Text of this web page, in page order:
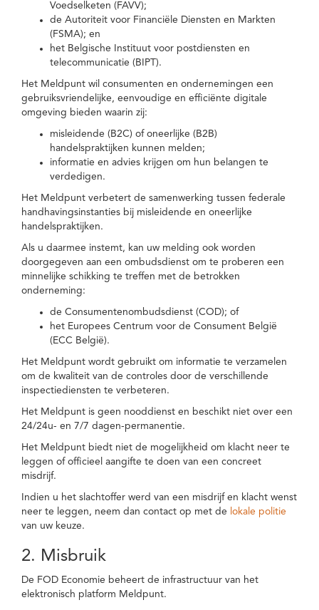
Voedselketen (FAVV);
de Autoriteit voor Financiële Diensten en Markten
(FSMA); en
het Belgische Instituut voor postdiensten en
telecommunicatie (BIPT).
Het Meldpunt wil consumenten en ondernemingen een
gebruiksvriendelijke, eenvoudige en efficiënte digitale
omgeving bieden waarin zij:
misleidende (B2C) of oneerlijke (B2B)
handelspraktijken kunnen melden;
informatie en advies krijgen om hun belangen te
verdedigen.
Het Meldpunt verbetert de samenwerking tussen federale
handhavingsinstanties bij misleidende en oneerlijke
handelspraktijken.
Als u daarmee instemt, kan uw melding ook worden
doorgegeven aan een ombudsdienst om te proberen een
minnelijke schikking te treffen met de betrokken
onderneming:
de Consumentenombudsdienst (COD); of
het Europees Centrum voor de Consument België
(ECC België).
Het Meldpunt wordt gebruikt om informatie te verzamelen
om de kwaliteit van de controles door de verschillende
inspectiediensten te verbeteren.
Het Meldpunt is geen nooddienst en beschikt niet over een
24/24u- en 7/7 dagen-permanentie.
Het Meldpunt biedt niet de mogelijkheid om klacht neer te
leggen of officieel aangifte te doen van een concreet
misdrijf.
Indien u het slachtoffer werd van een misdrijf en klacht wenst
neer te leggen, neem dan contact op met de lokale politie
van uw keuze.
2. Misbruik
De FOD Economie beheert de infrastructuur van het
elektronisch platform Meldpunt.